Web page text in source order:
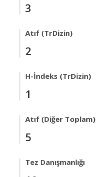
3
Atıf (TrDizin)
2
H-İndeks (TrDizin)
1
Atıf (Diğer Toplam)
5
Tez Danışmanlığı